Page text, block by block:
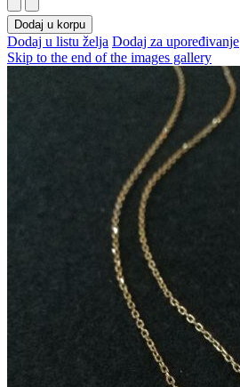
Dodaj u korpu
Dodaj u listu želja Dodaj za upoređivanje
Skip to the end of the images gallery